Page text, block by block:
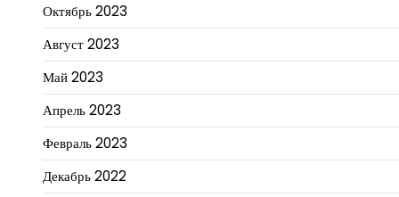
Октябрь 2023
Август 2023
Май 2023
Апрель 2023
Февраль 2023
Декабрь 2022